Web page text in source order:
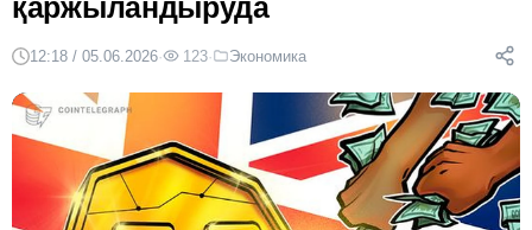
қаржыландыруда
12:18 / 05.06.2026· 123· Экономика